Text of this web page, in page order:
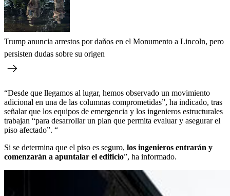
Trump anuncia arrestos por daños en el Monumento a Lincoln, pero
persisten dudas sobre su origen
“Desde que llegamos al lugar, hemos observado un movimiento
adicional en una de las columnas comprometidas”, ha indicado, tras
señalar que los equipos de emergencia y los ingenieros estructurales
trabajan “para desarrollar un plan que permita evaluar y asegurar el
piso afectado”. “
Si se determina que el piso es seguro, los ingenieros entrarán y
comenzarán a apuntalar el edificio”, ha informado.